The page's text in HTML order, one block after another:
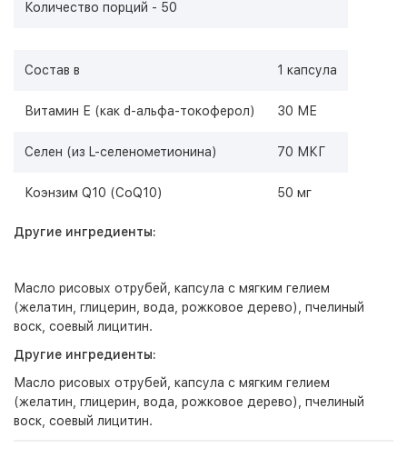
Количество порций - 50
Состав в 1 капсула
Витамин Е (как d-альфа-токоферол) 30 МЕ
Селен (из L-селенометионина) 70 МКГ
Коэнзим Q10 (CoQ10) 50 мг
Другие ингредиенты:
Масло рисовых отрубей, капсула с мягким гелием
(желатин, глицерин, вода, рожковое дерево), пчелиный
воск, соевый лицитин.
Другие ингредиенты:
Масло рисовых отрубей, капсула с мягким гелием
(желатин, глицерин, вода, рожковое дерево), пчелиный
воск, соевый лицитин.